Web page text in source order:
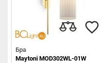
Бра
Maytoni MOD302WL-01W